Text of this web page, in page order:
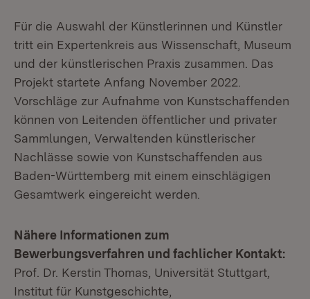
Für die Auswahl der Künstlerinnen und Künstler
tritt ein Expertenkreis aus Wissenschaft, Museum
und der künstlerischen Praxis zusammen. Das
Projekt startete Anfang November 2022.
Vorschläge zur Aufnahme von Kunstschaffenden
können von Leitenden öffentlicher und privater
Sammlungen, Verwaltenden künstlerischer
Nachlässe sowie von Kunstschaffenden aus
Baden-Württemberg mit einem einschlägigen
Gesamtwerk eingereicht werden.
Nähere Informationen zum
Bewerbungsverfahren und fachlicher Kontakt:
Prof. Dr. Kerstin Thomas, Universität Stuttgart,
Institut für Kunstgeschichte,